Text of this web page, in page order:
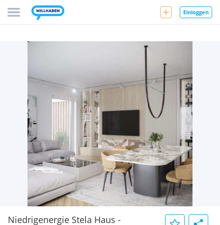
Einloggen
Niedrigenergie Stela Haus -